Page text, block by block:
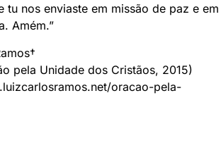
tu nos enviaste em missão de paz e em
Amém.”
pela Unidade dos Cristãos, 2015)
oracao-pela-